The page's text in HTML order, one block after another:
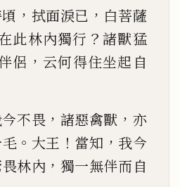
， 拭面淚已 ， 白菩薩
此林內獨行 ？諸獸猛
侶 ， 云何得住坐起自
不畏 ， 諸惡禽獸 ， 亦
。 大王 ！ 當知 ， 我今
林內 ， 獨一無伴而自